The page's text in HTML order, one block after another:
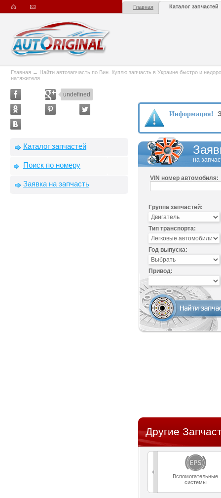
Главная Каталог запчастей
Главная → Найти автозапчасть по Вин. Куплю запчасть в Украине быстро и
натяжителя
undefined
Каталог запчастей
Поиск по номеру
Заявка на запчасть
Информация!
на
VIN номер автомобиля:
Группа запчастей:
Тип транспорта:
Год выпуска:
Привод:
Другие
Вспомогательные
системы